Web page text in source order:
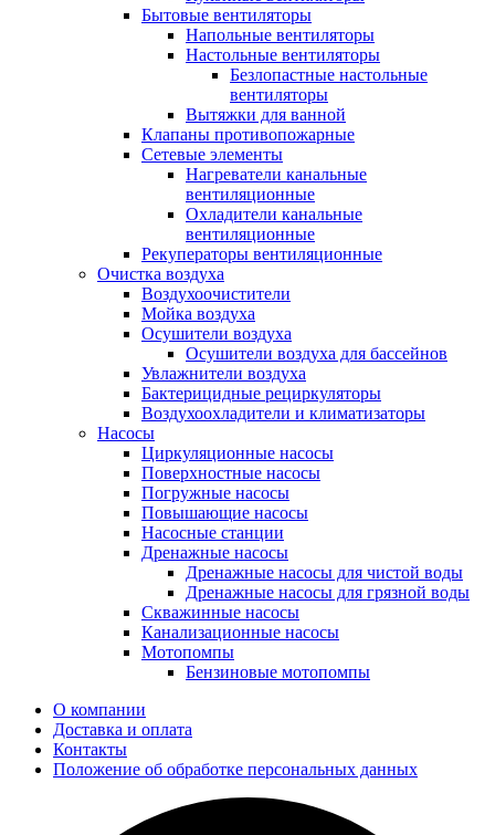
Бытовые вентиляторы
Напольные вентиляторы
Настольные вентиляторы
Безлопастные настольные
вентиляторы
Вытяжки для ванной
Клапаны противопожарные
Сетевые элементы
Нагреватели канальные
вентиляционные
Охладители канальные
вентиляционные
Рекуператоры вентиляционные
Очистка воздуха
Воздухоочистители
Мойка воздуха
Осушители воздуха
Осушители воздуха для бассейнов
Увлажнители воздуха
Бактерицидные рециркуляторы
Воздухоохладители и климатизаторы
Насосы
Циркуляционные насосы
Поверхностные насосы
Погружные насосы
Повышающие насосы
Насосные станции
Дренажные насосы
Дренажные насосы для чистой воды
Дренажные насосы для грязной воды
Скважинные насосы
Канализационные насосы
Мотопомпы
Бензиновые мотопомпы
О компании
Доставка и оплата
Контакты
Положение об обработке персональных данных